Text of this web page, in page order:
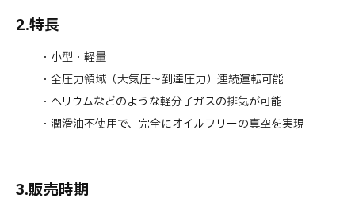
2.特長
・小型・軽量
・全圧力領域（大気圧～到達圧力）連続運転可能
・ヘリウムなどのような軽分子ガスの排気が可能
・潤滑油不使用で、完全にオイルフリーの真空を実現
3.販売時期